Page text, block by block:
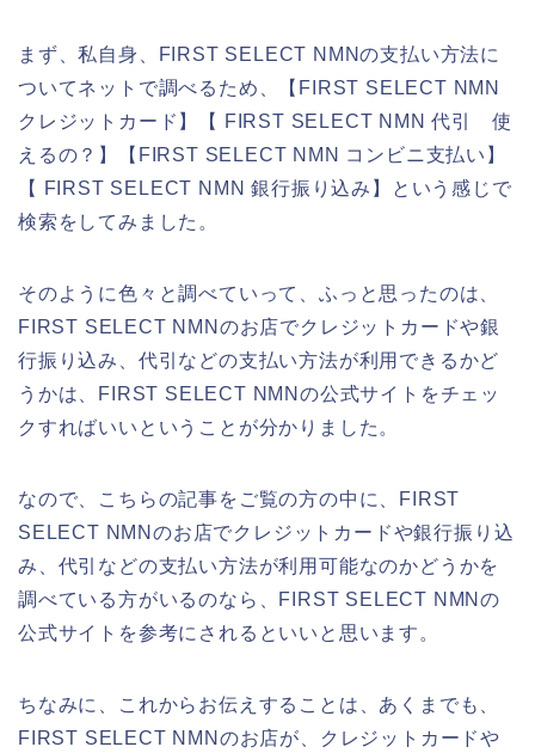
まず、私自身、FIRST SELECT NMNの支払い方法に
ついてネットで調べるため、【FIRST SELECT NMN
クレジットカード】【 FIRST SELECT NMN 代引 使
えるの？】【FIRST SELECT NMN コンビニ支払い】
【 FIRST SELECT NMN 銀行振り込み】という感じで
検索をしてみました。
そのように色々と調べていって、ふっと思ったのは、
FIRST SELECT NMNのお店でクレジットカードや銀
行振り込み、代引などの支払い方法が利用できるかど
うかは、FIRST SELECT NMNの公式サイトをチェッ
クすればいいということが分かりました。
なので、こちらの記事をご覧の方の中に、FIRST
SELECT NMNのお店でクレジットカードや銀行振り込
み、代引などの支払い方法が利用可能なのかどうかを
調べている方がいるのなら、FIRST SELECT NMNの
公式サイトを参考にされるといいと思います。
ちなみに、これからお伝えすることは、あくまでも、
FIRST SELECT NMNのお店が、クレジットカードや